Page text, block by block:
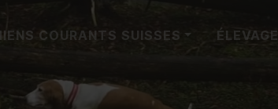
COURANTS SUISSES ÉLEVAGE